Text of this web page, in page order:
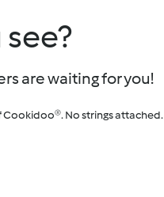
are waiting for you!
No strings attached.